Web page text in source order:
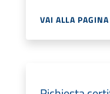
VAI ALLA PAGINA